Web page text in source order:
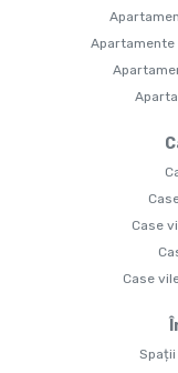
Apartamente
Case
Case